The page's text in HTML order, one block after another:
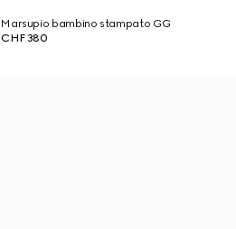
Marsupio bambino stampato GG
CHF 380